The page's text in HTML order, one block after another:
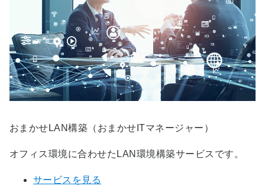
おまかせLAN構築（おまかせITマネージャー）
オフィス環境に合わせたLAN環境構築サービスです。
サービスを見る